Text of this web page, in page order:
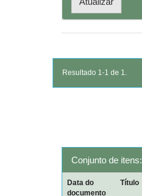
Resultado 1-1 de 1.
Conjunto de itens:
Data do
documento
Título